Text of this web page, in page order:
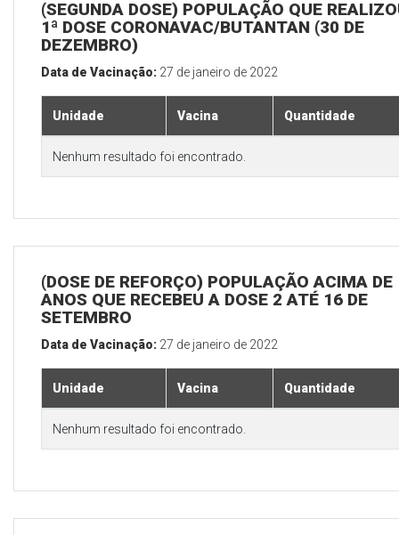
(SEGUNDA DOSE) POPULAÇÃO QUE
1ª DOSE CORONAVAC/BUTANTAN (30 DE
DEZEMBRO)
Data de Vacinação: 27 de janeiro de 2022
Unidade Vacina Quantidade
Nenhum resultado foi encontrado.
(DOSE DE REFORÇO) POPULAÇÃO ACIMA DE
ANOS QUE RECEBEU A DOSE 2 ATÉ 16 DE
SETEMBRO
Data de Vacinação: 27 de janeiro de 2022
Unidade Vacina Quantidade
Nenhum resultado foi encontrado.